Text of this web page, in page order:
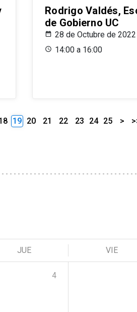
Rodrigo Valdés,
de Gobierno UC
28 de Octubre de 2022
14:00 a 16:00
19 20 21 22 23 24 25 >
JUE VIE
4